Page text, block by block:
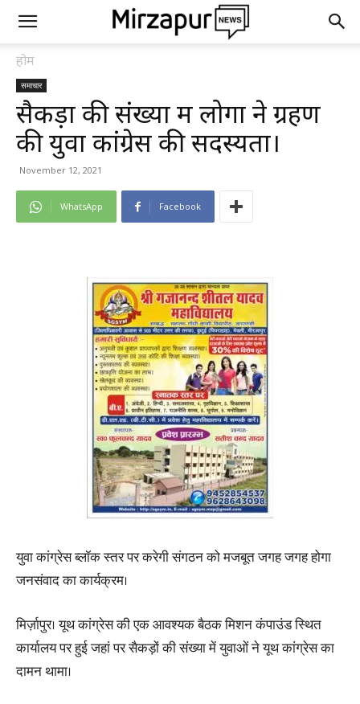
होम
समाचार
सैकड़ों की संख्या में लोगों ने ग्रहण
की युवा कांग्रेस की सदस्यता।
November 12, 2021
WhatsApp Facebook
युवा कांग्रेस ब्लॉक स्तर पर करेगी संगठन को मजबूत जगह जगह होगा
जनसंवाद का कार्यक्रम।
मिर्ज़ापुर। यूथ कांग्रेस की एक आवश्यक बैठक मिशन कंपाउंड स्थित
कार्यालय पर हुई जहां पर सैकड़ों की संख्या में युवाओं ने यूथ कांग्रेस का
दामन थामा।